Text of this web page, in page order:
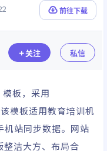
前往下载
关注 私信
模板，采用
模板适用教育培训机
机站同步数据。网站
洁大方、布局合